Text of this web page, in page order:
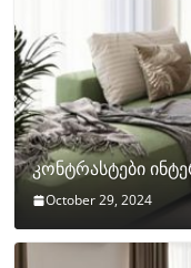
კონტრასტები
October 29, 2024